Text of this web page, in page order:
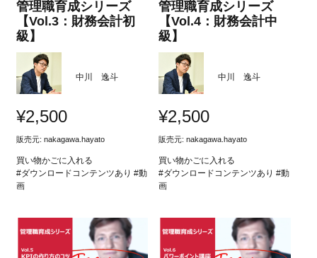
管理職育成シリーズ
【Vol.3：財務会計初
級】
中川 逸斗
¥2,500
販売元: nakagawa.hayato
買い物かごに入れる
#ダウンロードコンテンツあり #動
画
管理職育成シリーズ
【Vol.4：財務会計中
級】
中川 逸斗
¥2,500
販売元:nakagawa.hayato
買い物かごに入れる
#ダウンロードコンテンツあり #動
画